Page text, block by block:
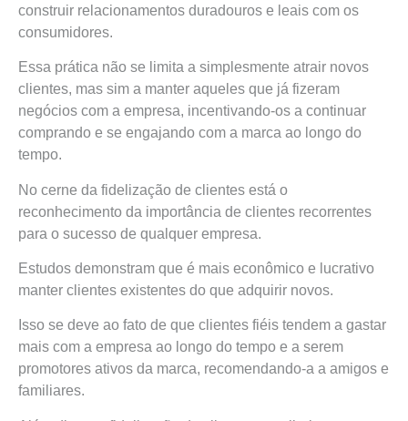
construir relacionamentos duradouros e leais com os
consumidores.
Essa prática não se limita a simplesmente atrair novos
clientes, mas sim a manter aqueles que já fizeram
negócios com a empresa, incentivando-os a continuar
comprando e se engajando com a marca ao longo do
tempo.
No cerne da fidelização de clientes está o
reconhecimento da importância de clientes recorrentes
para o sucesso de qualquer empresa.
Estudos demonstram que é mais econômico e lucrativo
manter clientes existentes do que adquirir novos.
Isso se deve ao fato de que clientes fiéis tendem a gastar
mais com a empresa ao longo do tempo e a serem
promotores ativos da marca, recomendando-a a amigos e
familiares.